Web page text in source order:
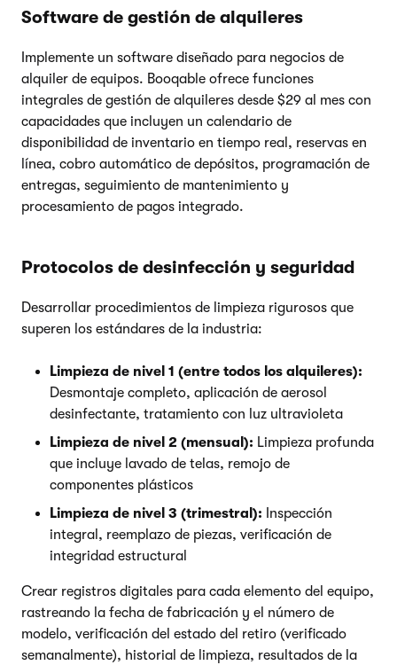
Software de gestión de alquileres
Implemente un software diseñado para negocios de
alquiler de equipos. Booqable ofrece funciones
integrales de gestión de alquileres desde $29 al mes con
capacidades que incluyen un calendario de
disponibilidad de inventario en tiempo real, reservas en
línea, cobro automático de depósitos, programación de
entregas, seguimiento de mantenimiento y
procesamiento de pagos integrado.
Protocolos de desinfección y seguridad
Desarrollar procedimientos de limpieza rigurosos que
superen los estándares de la industria:
Limpieza de nivel 1 (entre todos los alquileres):
Desmontaje completo, aplicación de aerosol
desinfectante, tratamiento con luz ultravioleta
Limpieza de nivel 2 (mensual): Limpieza profunda
que incluye lavado de telas, remojo de
componentes plásticos
Limpieza de nivel 3 (trimestral): Inspección
integral, reemplazo de piezas, verificación de
integridad estructural
Crear registros digitales para cada elemento del equipo,
rastreando la fecha de fabricación y el número de
modelo, verificación del estado del retiro (verificado
semanalmente), historial de limpieza, resultados de la